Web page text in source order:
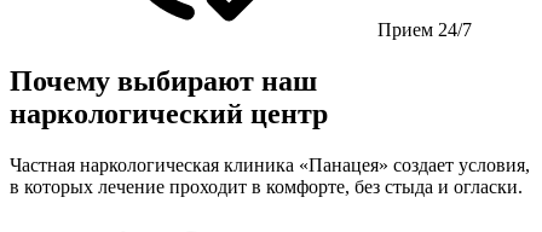
Прием 24/7
Почему выбирают наш
наркологический центр
Частная наркологическая клиника «Панацея» создает условия,
в которых лечение проходит в комфорте, без стыда и огласки.